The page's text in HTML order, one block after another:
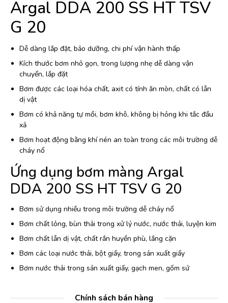
Argal DDA 200 SS HT TSV
G 20
Dễ dàng lắp đặt, bảo dưỡng, chi phí vận hành thấp
Kích thước bơm nhỏ gọn, trong lượng nhẹ dễ dàng vận
chuyển, lắp đặt
Bơm được các loại hóa chất, axit có tính ăn mòn, chất có lẫn
dị vật
Bơm có khả năng tự mồi, bơm khô, không bị hỏng khi tắc đầu
xả
Bơm hoạt động bằng khí nén an toàn trong các môi trường dễ
cháy nổ
Ứng dụng bơm màng Argal
DDA 200 SS HT TSV G 20
Bơm sử dụng nhiều trong môi trường dễ cháy nổ
Bơm chất lỏng, bùn thải trong xử lý nước, nước thải, luyện kim
Bơm chất lẫn dị vật, chất rắn huyền phù, lắng cặn
Bơm các loại nước thải, bột giấy, trong sản xuất giấy
Bơm nước thải trong sản xuất giấy, gạch men, gốm sứ
Chính sách bán hàng